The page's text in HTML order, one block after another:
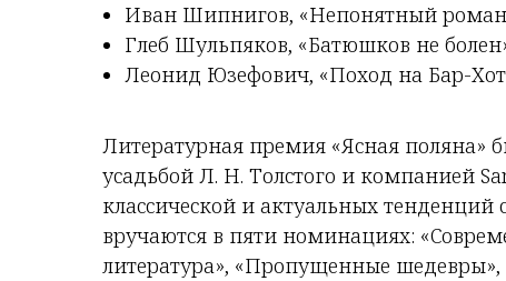
Иван Шипнигов, «Непонятный
Глеб Шульпяков, «Батюшков не
Леонид Юзефович, «Поход на Бар-
Литературная премия «Ясная поляна»
усадьбой Л. Н. Толстого и компанией
классической и актуальных
вручаются в пяти номинациях:
литература», «Пропущенные